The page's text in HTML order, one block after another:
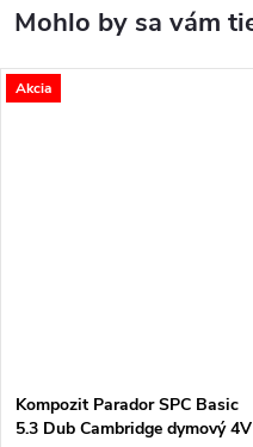
Akcia
Kompozit Parador SPC Basic
5.3 Dub Cambridge dymový 4V